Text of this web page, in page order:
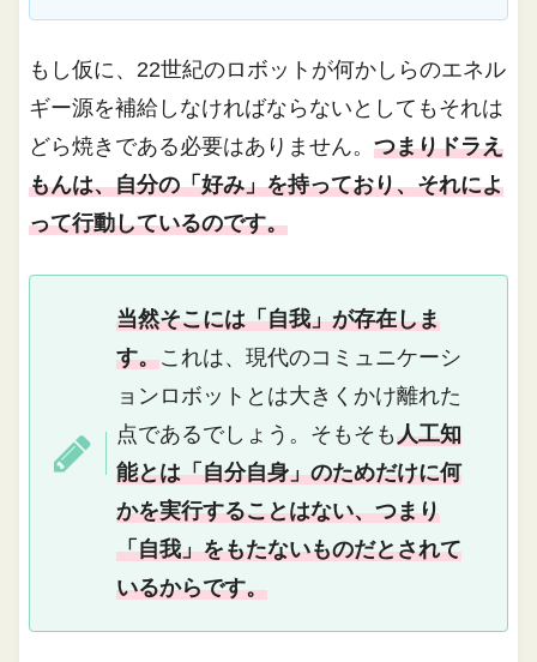
もし仮に、22世紀のロボットが何かしらのエネル
ギー源を補給しなければならないとしてもそれは
どら焼きである必要はありません。つまりドラえ
もんは、自分の「好み」を持っており、それによ
って行動しているのです。
当然そこには「自我」が存在しま
す。これは、現代のコミュニケーシ
ョンロボットとは大きくかけ離れた
点であるでしょう。そもそも人工知
能とは「自分自身」のためだけに何
かを実行することはない、つまり
「自我」をもたないものだとされて
いるからです。